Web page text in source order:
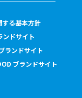
する基本方針
ンドサイト
ランドサイト
ブランドサイト